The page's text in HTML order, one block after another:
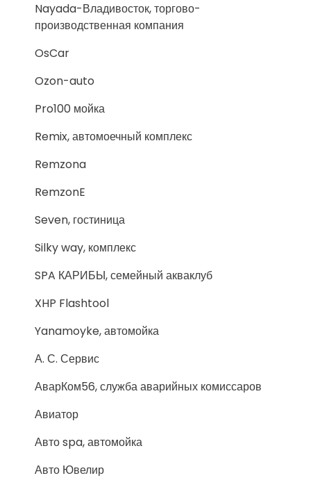
Nayada-Владивосток, торгово-
производственная компания
OsCar
Ozon-auto
Pro100 мойка
Remix, автомоечный комплекс
Remzona
RemzonE
Seven, гостиница
Silky way, комплекс
SPA КАРИБЫ, семейный акваклуб
XHP Flashtool
Yanamoyke, автомойка
А. С. Сервис
АварКом56, служба аварийных комиссаров
Авиатор
Авто spa, автомойка
Авто Ювелир